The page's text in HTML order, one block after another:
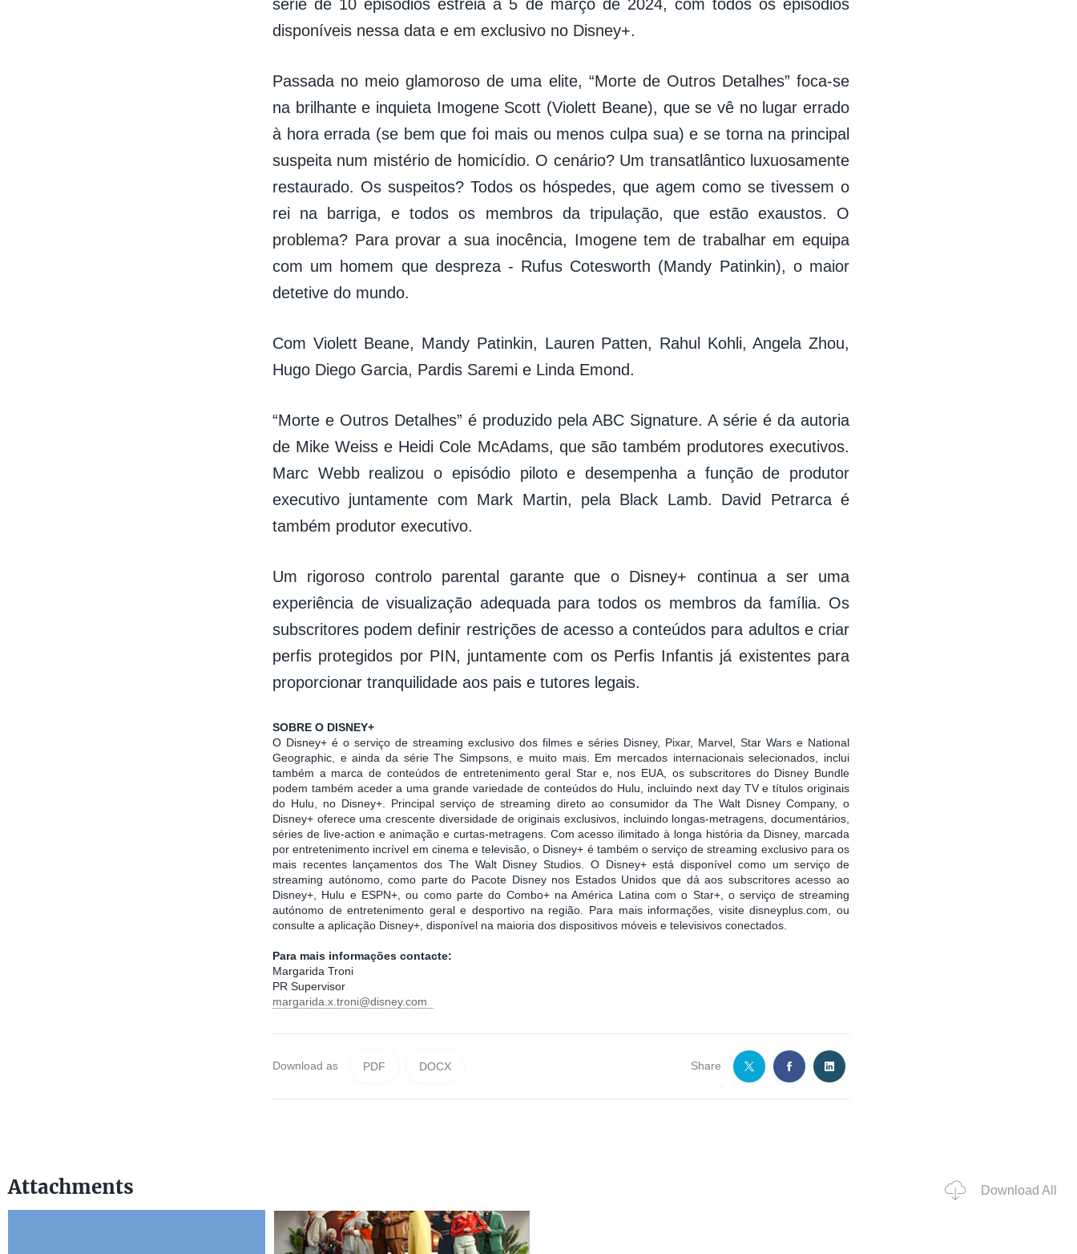
série de 10 episódios estreia a 5 de março de 2024, com todos os episódios
disponíveis nessa data e em exclusivo no Disney+.
Passada no meio glamoroso de uma elite, “Morte de Outros Detalhes” foca-se
na brilhante e inquieta Imogene Scott (Violett Beane), que se vê no lugar errado
à hora errada (se bem que foi mais ou menos culpa sua) e se torna na principal
suspeita num mistério de homicídio. O cenário? Um transatlântico luxuosamente
restaurado. Os suspeitos? Todos os hóspedes, que agem como se tivessem o
rei na barriga, e todos os membros da tripulação, que estão exaustos. O
problema? Para provar a sua inocência, Imogene tem de trabalhar em equipa
com um homem que despreza - Rufus Cotesworth (Mandy Patinkin), o maior
detetive do mundo.
Com Violett Beane, Mandy Patinkin, Lauren Patten, Rahul Kohli, Angela Zhou,
Hugo Diego Garcia, Pardis Saremi e Linda Emond.
“Morte e Outros Detalhes” é produzido pela ABC Signature. A série é da autoria
de Mike Weiss e Heidi Cole McAdams, que são também produtores executivos.
Marc Webb realizou o episódio piloto e desempenha a função de produtor
executivo juntamente com Mark Martin, pela Black Lamb. David Petrarca é
também produtor executivo.
Um rigoroso controlo parental garante que o Disney+ continua a ser uma
experiência de visualização adequada para todos os membros da família. Os
subscritores podem definir restrições de acesso a conteúdos para adultos e criar
perfis protegidos por PIN, juntamente com os Perfis Infantis já existentes para
proporcionar tranquilidade aos pais e tutores legais.
SOBRE O DISNEY+
O Disney+ é o serviço de streaming exclusivo dos filmes e séries Disney, Pixar, Marvel, Star Wars e National
Geographic, e ainda da série The Simpsons, e muito mais. Em mercados internacionais selecionados, inclui
também a marca de conteúdos de entretenimento geral Star e, nos EUA, os subscritores do Disney Bundle
podem também aceder a uma grande variedade de conteúdos do Hulu, incluindo next day TV e títulos originais
do Hulu, no Disney+. Principal serviço de streaming direto ao consumidor da The Walt Disney Company, o
Disney+ oferece uma crescente diversidade de originais exclusivos, incluindo longas-metragens, documentários,
séries de live-action e animação e curtas-metragens. Com acesso ilimitado à longa história da Disney, marcada
por entretenimento incrível em cinema e televisão, o Disney+ é também o serviço de streaming exclusivo para os
mais recentes lançamentos dos The Walt Disney Studios. O Disney+ está disponível como um serviço de
streaming autónomo, como parte do Pacote Disney nos Estados Unidos que dá aos subscritores acesso ao
Disney+, Hulu e ESPN+, ou como parte do Combo+ na América Latina com o Star+, o serviço de streaming
autónomo de entretenimento geral e desportivo na região. Para mais informações, visite disneyplus.com, ou
consulte a aplicação Disney+, disponível na maioria dos dispositivos móveis e televisivos conectados.
Para mais informações contacte:
Margarida Troni
PR Supervisor
margarida.x.troni@disney.com
Download as PDF DOCX Share
Attachments Download All